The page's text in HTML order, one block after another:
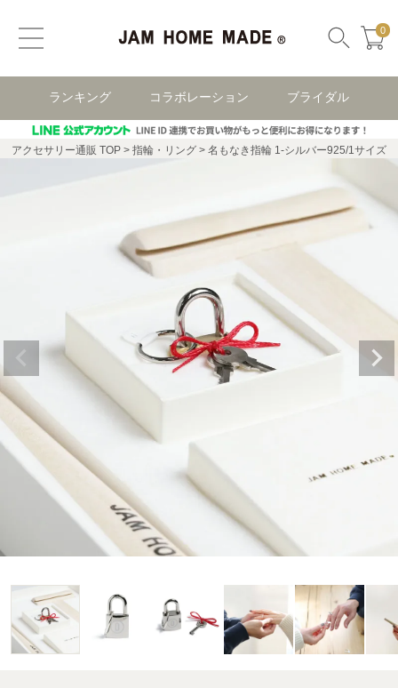
0
ランキング コラボレーション ブライダル
アクセサリー通販 TOP 指輪・リング 名もなき指輪 1-シルバー925/1サイズ